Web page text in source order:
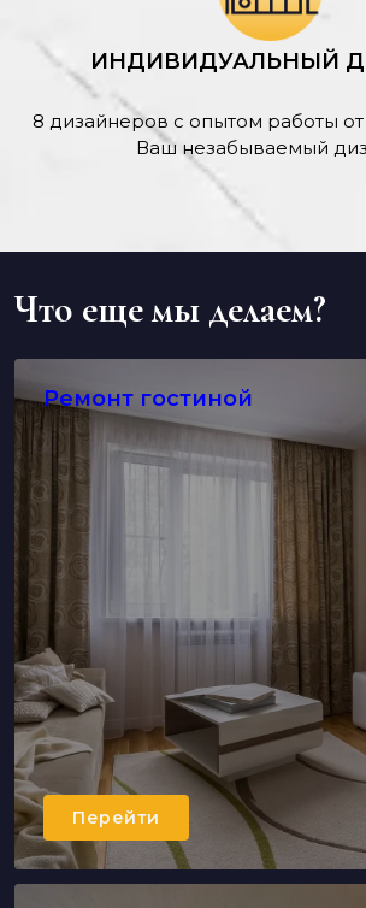
ИНДИВИДУАЛЬНЫЙ
8 дизайнеров с опытом работы от
Ваш незабываемый
Что еще мы делаем?
Ремонт гостиной
Перейти